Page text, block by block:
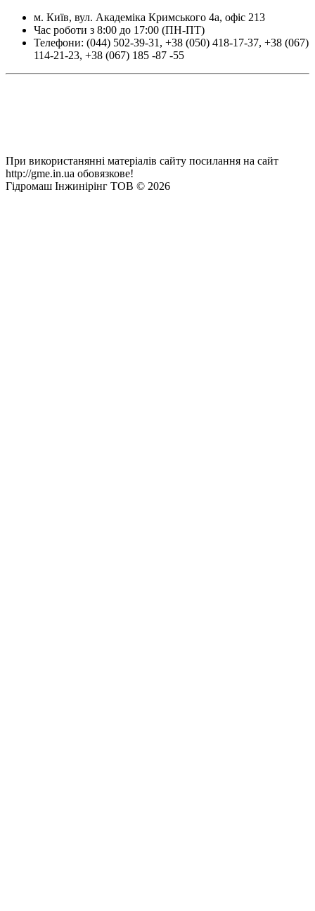
м. Київ, вул. Академіка Кримського 4а, офіс 213
Час роботи з 8:00 до 17:00 (ПН-ПТ)
Телефони: (044) 502-39-31 , +38 (050) 418-17-37, +38 (067)
114-21-23, +38 (067) 185 -87 -55
При використанянні матеріалів сайту посилання на сайт
http://gme.in.ua обовязкове!
Гідромаш Інжинірінг ТОВ © 2026